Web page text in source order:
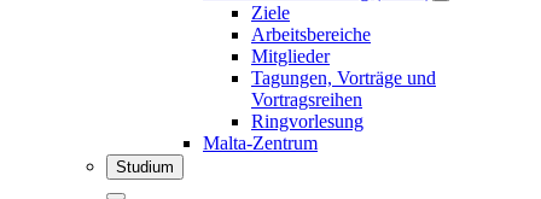
Ziele
Arbeitsbereiche
Mitglieder
Tagungen, Vorträge und
Vortragsreihen
Ringvorlesung
Malta-Zentrum
Studium